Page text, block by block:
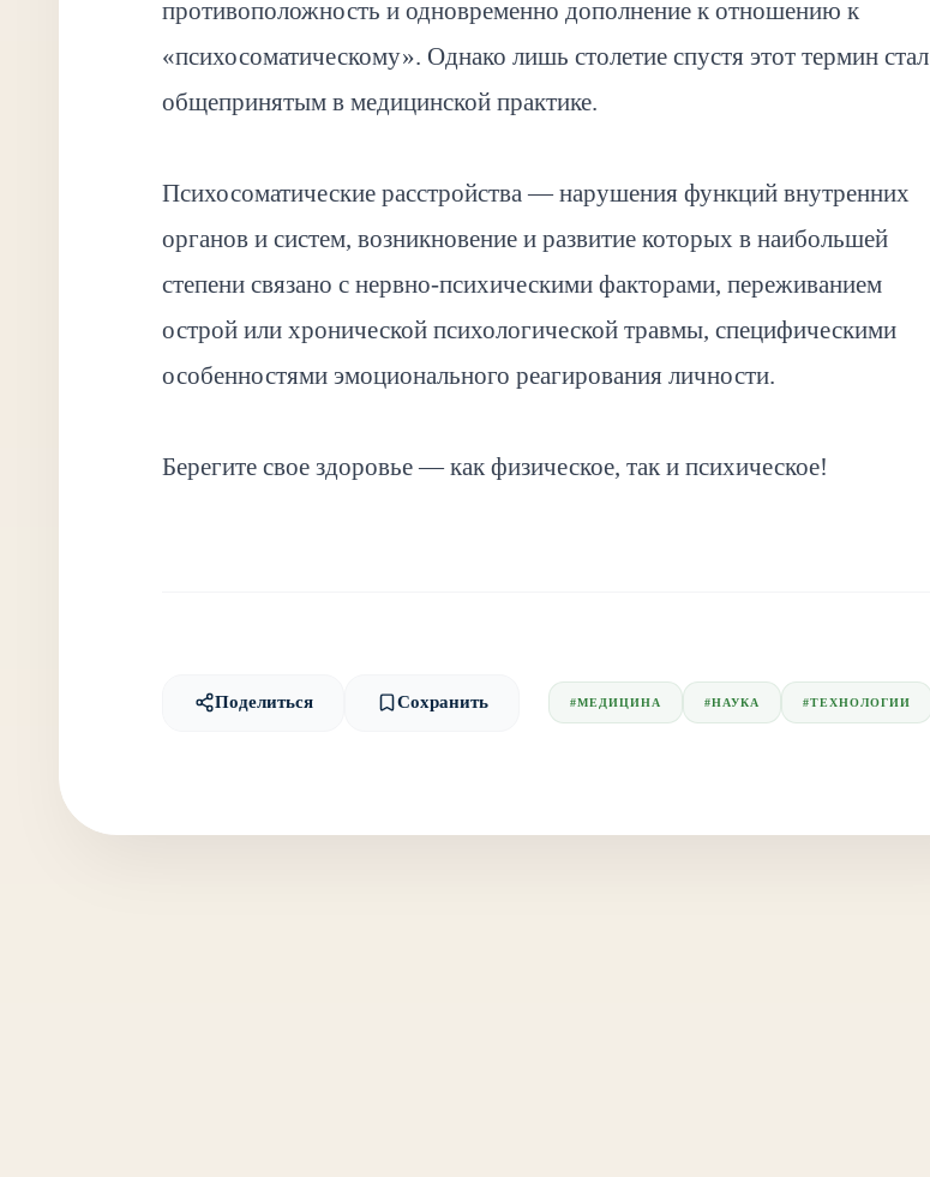
противоположность и одновременно дополнение к отношению к
«психосоматическому». Однако лишь столетие спустя этот термин стал
общепринятым в медицинской практике.
Психосоматические расстройства — нарушения функций внутренних
органов и систем, возникновение и развитие которых в наибольшей
степени связано с нервно-психическими факторами, переживанием
острой или хронической психологической травмы, специфическими
особенностями эмоционального реагирования личности.
Берегите свое здоровье — как физическое, так и психическое!
Поделиться Сохранить #МЕДИЦИНА #НАУКА #ТЕХНОЛОГИИ